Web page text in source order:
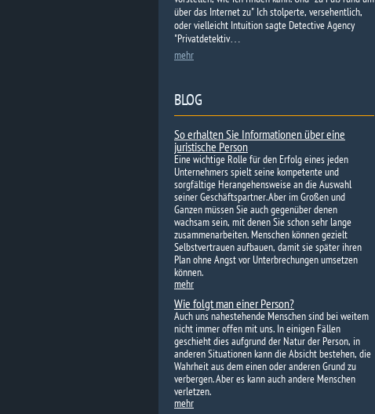
über das Internet zu" Ich stolperte, versehentlich,
oder vielleicht Intuition sagte Detective Agency
"Privatdetektiv…
mehr
BLOG
So erhalten Sie Informationen über eine
juristische Person
Eine wichtige Rolle für den Erfolg eines jeden
Unternehmers spielt seine kompetente und
sorgfältige Herangehensweise an die Auswahl
seiner Geschäftspartner. Aber im Großen und
Ganzen müssen Sie auch gegenüber denen
wachsam sein, mit denen Sie schon sehr lange
zusammenarbeiten. Menschen können gezielt
Selbstvertrauen aufbauen, damit sie später ihren
Plan ohne Angst vor Unterbrechungen umsetzen
können.
mehr
Wie folgt man einer Person?
Auch uns nahestehende Menschen sind bei weitem
nicht immer offen mit uns. In einigen Fällen
geschieht dies aufgrund der Natur der Person, in
anderen Situationen kann die Absicht bestehen, die
Wahrheit aus dem einen oder anderen Grund zu
verbergen. Aber es kann auch andere Menschen
verletzen.
mehr